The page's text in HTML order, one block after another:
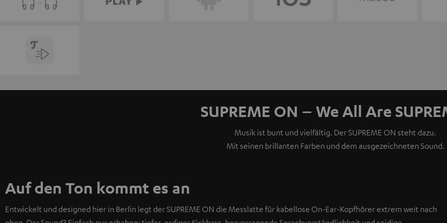
SUPREME ON – We All Are
Musik ist bunt und vielfältig. Der SUPREME ON steht dazu.
Mit seinen brillanten Farben und dem ausgezeichneten Sound.
Auf den Ton kommt es an
Entwickelt und designed hier in Berlin legt der SUPREME ON die Messlatte für kabellose On-Ear-Kopfhörer extrem weit nach